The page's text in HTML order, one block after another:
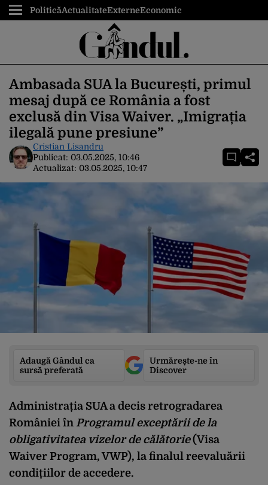
PoliticăActualitateExterneEconomic
Ambasada SUA la București, primul
mesaj după ce România a fost
exclusă din Visa Waiver. „Imigrația
ilegală pune presiune”
Cristian Lisandru
Publicat: 03.05.2025, 10:46
Actualizat: 03.05.2025, 10:47
Adaugă Gândul ca
sursă preferată
Urmărește-ne în
Discover
Administrația SUA a decis retrogradarea
României în Programul exceptării de la
obligativitatea vizelor de călătorie(Visa
Waiver Program, VWP), la finalul reevaluării
condițiilor de accedere.